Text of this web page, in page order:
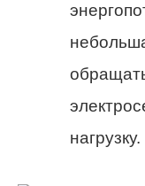
нагрузку.